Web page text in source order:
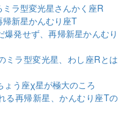
ラ型変光星さんかく座R
帰新星かんむり座T
爆発せず、再帰新星かんむり
ミラ型変光星、わし座Rとは
う座χ星が極大のころ
る再帰新星、かんむり座Tの